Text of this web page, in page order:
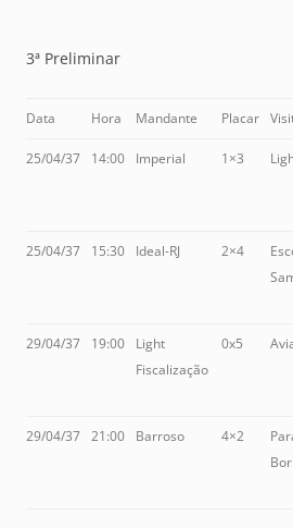
3ª Preliminar
Data Hora Mandante Placar
25/04/37 14:00 Imperial 1×3
25/04/37 15:30 Ideal-RJ 2×4
29/04/37 19:00
Light
Fiscalização
0x5
29/04/37 21:00 Barroso 4×2